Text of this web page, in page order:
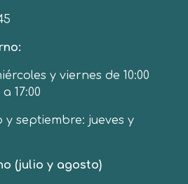
y viernes de 10:00
17:00
y septiembre: jueves y
(julio y agosto)